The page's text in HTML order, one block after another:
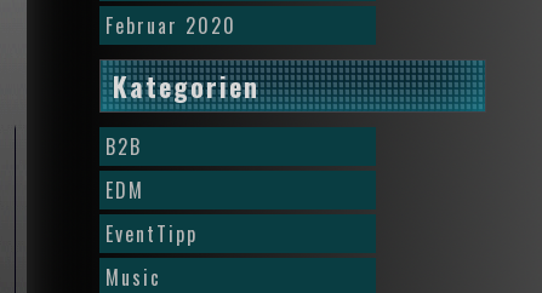
Februar 2020
Kategorien
B2B
EDM
EventTipp
Music